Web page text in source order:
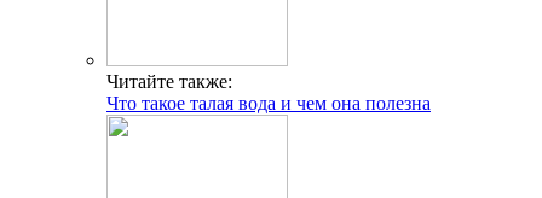
Читайте также:
Что такое талая вода и чем она полезна